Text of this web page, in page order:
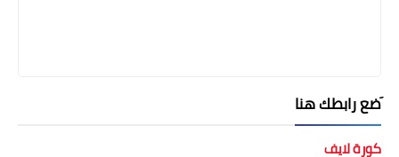
َضع رابطك هنا
كورة لايف